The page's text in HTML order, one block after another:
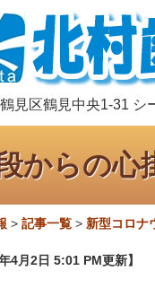
見区鶴見中央1-31 シ
からの
> 記事一覧 > 新型コロナ
4月2日 5:01 PM更新】